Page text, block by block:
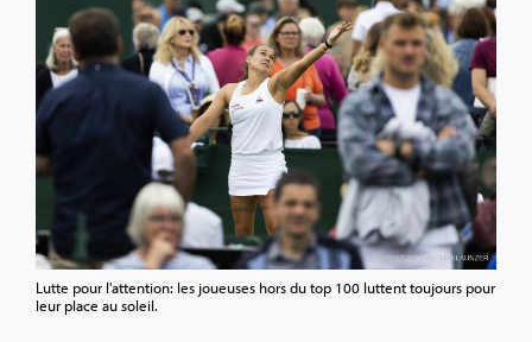
Lutte pour l'attention: les joueuses hors du top 100 luttent toujours pour
leur place au soleil.